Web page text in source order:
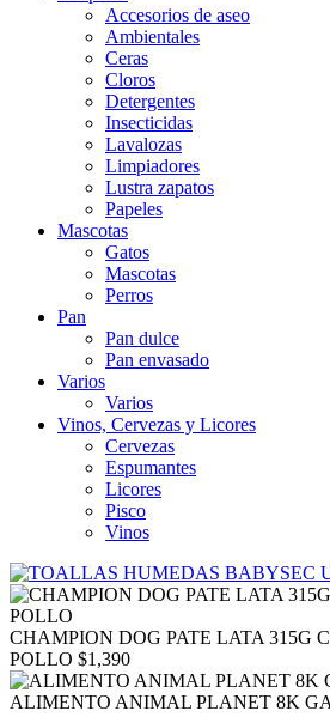
Accesorios de aseo
Ambientales
Ceras
Cloros
Detergentes
Insecticidas
Lavalozas
Limpiadores
Lustra zapatos
Papeles
Mascotas
Gatos
Mascotas
Perros
Pan
Pan dulce
Pan envasado
Varios
Varios
Vinos, Cervezas y Licores
Cervezas
Espumantes
Licores
Pisco
Vinos
CHAMPION DOG PATE LATA 315G
POLLO $1,390
ALIMENTO ANIMAL PLANET 8K